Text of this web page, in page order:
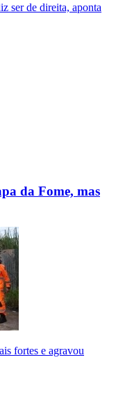
ser de direita, aponta
da Fome, mas
fortes e agravou